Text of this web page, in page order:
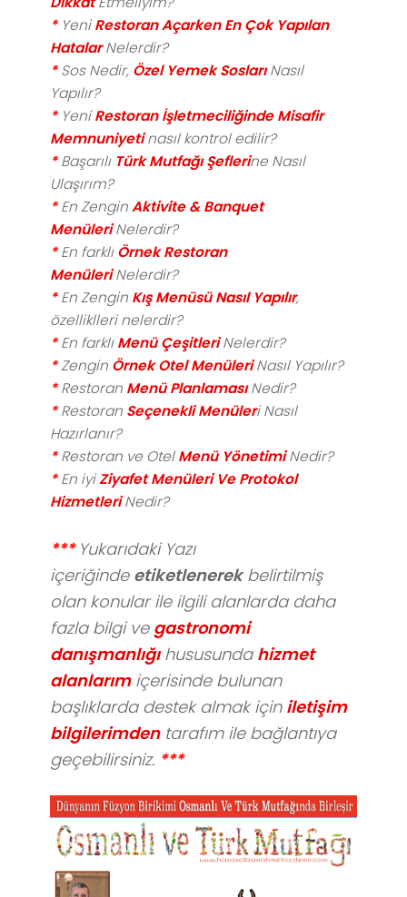
* YeniRestoran Açarken En Çok Yapılan
HatalarNelerdir?
*Sos Nedir, Özel Yemek SoslarıNasıl
Yapılır?
* YeniRestoran İşletmeciliğinde Misafir
Memnuniyetinasıl kontrol edilir?
*BaşarılıTürk Mutfağı Şeflerine Nasıl
Ulaşırım?
*En ZenginAktivite & Banquet
MenüleriNelerdir?
*En farklıÖrnek Restoran
MenüleriNelerdir?
*En Zengin Kış Menüsü Nasıl Yapılır,
özelliklleri nelerdir?
*En farklıMenü ÇeşitleriNelerdir?
*Zengin Örnek Otel MenüleriNasıl Yapılır?
*Restoran Menü PlanlamasıNedir?
*Restoran Seçenekli Menüleri Nasıl
Hazırlanır?
*Restoran ve OtelMenü YönetimiNedir?
*En iyiZiyafet Menüleri Ve Protokol
HizmetleriNedir?
*** Yukarıdaki Yazı
içeriğinde etiketlenerek belirtilmiş
olan konular ile ilgili alanlarda daha
fazla bilgi ve gastronomi
danışmanlığıhususunda hizmet
alanlarımiçerisinde bulunan
başlıklarda destek almak için iletişim
bilgilerimdentarafım ile bağlantıya
geçebilirsiniz. ***